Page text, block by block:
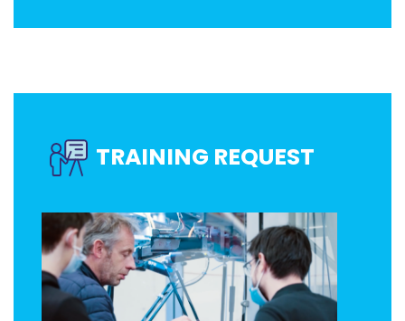
TRAINING REQUEST